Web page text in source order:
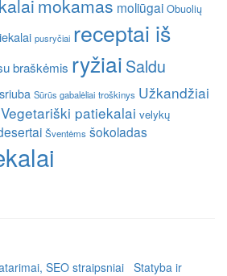
mokamas moliūgai Obuolių
pusryčiai receptai iš
braškėmis ryžiai Saldu
sriuba Sūrūs gabalėliai troškinys Užkandžiai
Vegetariški patiekalai velykų
Šventėms šokoladas
SEO straipsniai Statyba ir